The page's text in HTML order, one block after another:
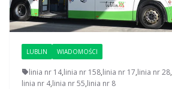
LUBLIN WIADOMOŚCI
linia nr 14,linia nr 158,linia nr 17,linia nr 28,
linia nr 4,linia nr 55,linia nr 8